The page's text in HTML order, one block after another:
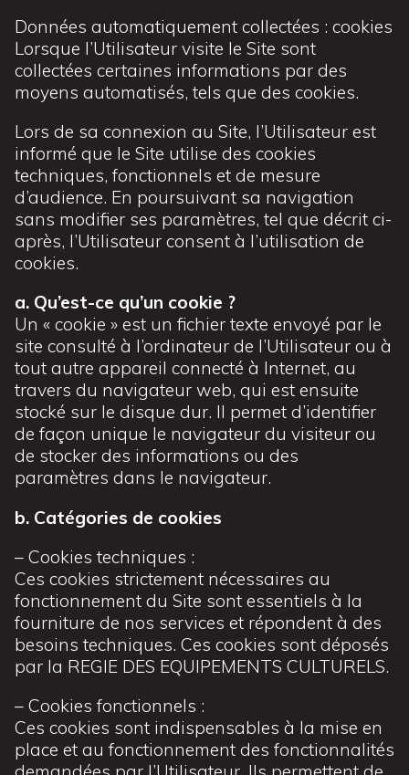
Données automatiquement collectées : cookies
Lorsque l’Utilisateur visite le Site sont
collectées certaines informations par des
moyens automatisés, tels que des cookies.
Lors de sa connexion au Site, l’Utilisateur est
informé que le Site utilise des cookies
techniques, fonctionnels et de mesure
d’audience. En poursuivant sa navigation
sans modifier ses paramètres, tel que décrit ci-
après, l’Utilisateur consent à l’utilisation de
cookies.
a. Qu’est-ce qu’un cookie ?
Un « cookie » est un fichier texte envoyé par le
site consulté à l’ordinateur de l’Utilisateur ou à
tout autre appareil connecté à Internet, au
travers du navigateur web, qui est ensuite
stocké sur le disque dur. Il permet d’identifier
de façon unique le navigateur du visiteur ou
de stocker des informations ou des
paramètres dans le navigateur.
b. Catégories de cookies
– Cookies techniques :
Ces cookies strictement nécessaires au
fonctionnement du Site sont essentiels à la
fourniture de nos services et répondent à des
besoins techniques. Ces cookies sont déposés
par la REGIE DES EQUIPEMENTS CULTURELS.
– Cookies fonctionnels :
Ces cookies sont indispensables à la mise en
place et au fonctionnement des fonctionnalités